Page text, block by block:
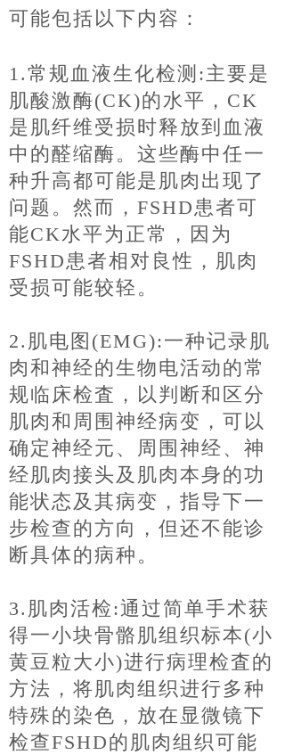
可能包括以下内容：
1.常规血液生化检测:主要是
肌酸激酶(CK)的水平，CK
是肌纤维受损时释放到血液
中的醛缩酶。这些酶中任一
种升高都可能是肌肉出现了
问题。然而，FSHD患者可
能CK水平为正常 ，因为
FSHD患者相对良性，肌肉
受损可能较轻。
2.肌电图(EMG):一种记录肌
肉和神经的生物电活动的常
规临床检査，以判断和区分
肌肉和周围神经病变，可以
确定神经元、周围神经、神
经肌肉接头及肌肉本身的功
能状态及其病变，指导下一
步检查的方向， 但还不能诊
断具体的病种。
3.肌肉活检:通过简单手术获
得一小块骨骼肌组织标本(小
黄豆粒大小)进行病理检査的
方法，将肌肉组织进行多种
特殊的染色，放在显微镜下
检查FSHD的肌肉组织可能